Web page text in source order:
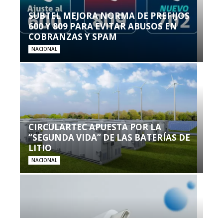
SUBTEL MEJORA NORMA DE PREFIJOS
600 Y 809 PARA EVITAR ABUSOS EN
COBRANZAS Y SPAM
NACIONAL
CIRCULARTEC APUESTA POR LA
“SEGUNDA VIDA” DE LAS BATERÍAS DE
LITIO
NACIONAL